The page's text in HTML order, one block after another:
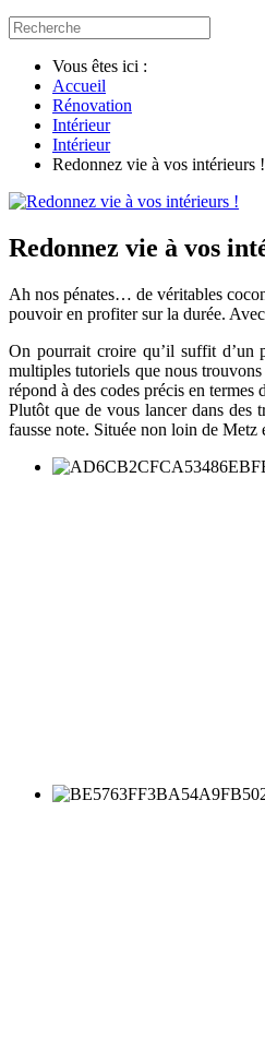
Vous êtes ici :
Accueil
Rénovation
Intérieur
Intérieur
Redonnez vie à vos intérieurs !
Redonnez vie à vos
Ah nos pénates… de véritables
pouvoir en profiter sur la durée.
On pourrait croire qu’il suffit d’un
multiples tutoriels que nous
répond à des codes précis en termes
Plutôt que de vous lancer dans des
fausse note. Située non loin de